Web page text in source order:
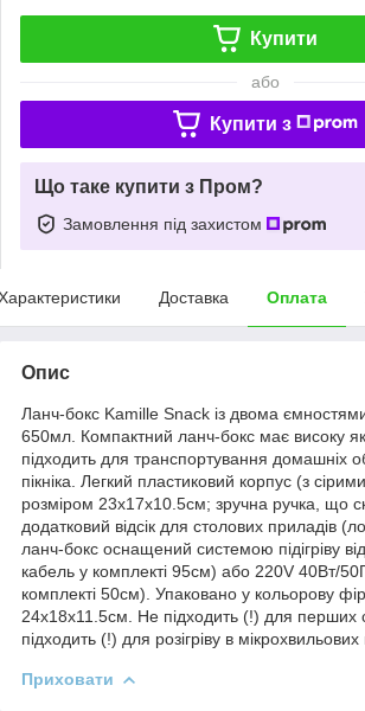
Купити
або
Купити з
Що таке купити з Пром?
Замовлення під захистом
Доставка Оплата
Опис
Ланч-бокс Kamille Snack із двома
650мл. Компактний ланч-бокс має високу
підходить для транспортування домашніх
пікніка. Легкий пластиковий корпус (з
розміром 23х17х10.5см; зручна ручка, що
додатковий відсік для столових приладів
ланч-бокс оснащений системою підігріву
кабель у комплекті 95см) або 220V 40Вт/
комплекті 50см). Упаковано у кольорову
24х18х11.5см. Не підходить (!) для перших
підходить (!) для розігріву в мікрохвильових
Приховати